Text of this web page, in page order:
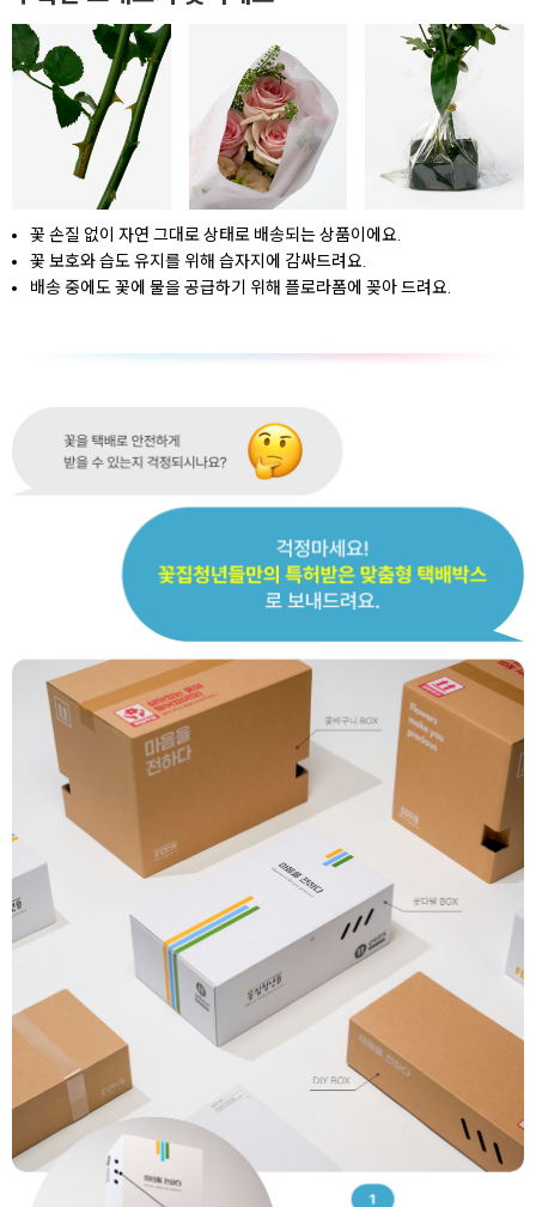
꽃 손질 없이 자연 그대로 상태로 배송되는 상품이에요.
꽃 보호와 습도 유지를 위해 습자지에 감싸드려요.
배송 중에도 꽃에 물을 공급하기 위해 플로라폼에 꽂아 드려요.